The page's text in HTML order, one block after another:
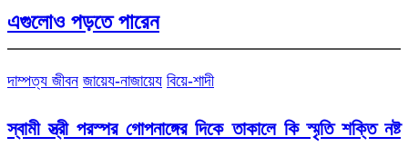
এগুলোও পড়তে পারেন
দাম্পত্য জীবন জায়েয-নাজায়েয বিয়ে-শাদী
স্বামী স্ত্রী পরস্পর গোপনাঙ্গের দিকে তাকালে কি স্মৃতি শক্তি নষ্ট